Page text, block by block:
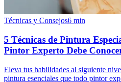
Técnicas y Consejos6 min
5 Técnicas de Pintura
Pintor Experto Debe
Eleva tus habilidades al siguiente
pintura esenciales que todo pintor